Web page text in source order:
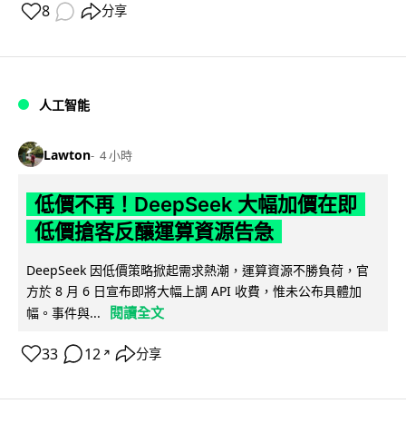
8 分享
人工智能
Lawton 4 小時
低價不再！DeepSeek 大幅加價在即
低價搶客反釀運算資源告急
DeepSeek 因低價策略掀起需求熱潮，運算資源不勝負荷，官
方於 8 月 6 日宣布即將大幅上調 API 收費，惟未公布具體加
幅。事件與...
閱讀全文
33 12 ↗ 分享